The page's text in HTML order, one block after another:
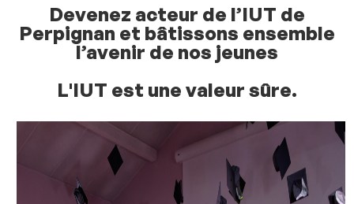
Devenez acteur de l’IUT de
Perpignan et bâtissons ensemble
l’avenir de nos jeunes
L'IUT est une valeur sûre.